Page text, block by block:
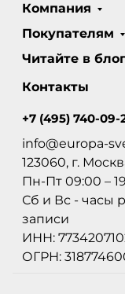
Компания
Покупателям
Читайте в
Контакты
+7 (495) 740-09-
info@europa-
123060, г.
Пн-Пт 09:00 –
Сб и Вс - часы
записи
ИНН:
ОГРН: